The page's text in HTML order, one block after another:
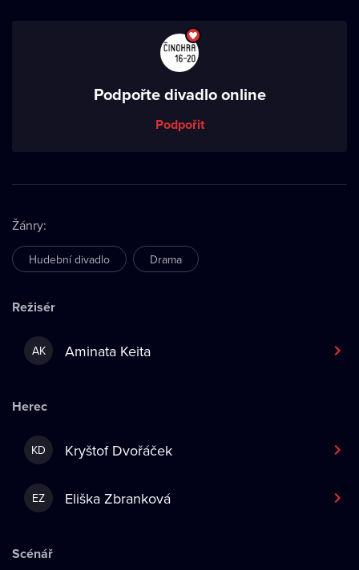
Podpořte divadlo online
Podpořit
Žánry:
Hudební divadlo Drama
Režisér
AK Aminata Keita
Herec
KD Kryštof Dvořáček
EZ Eliška Zbranková
Scénář